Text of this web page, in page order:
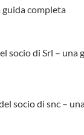
guida completa
socio di Srl – una
socio di snc –